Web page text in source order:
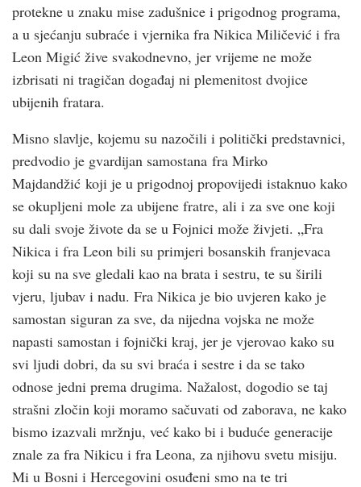
protekne u znaku mise zadušnice i prigodnog programa,
a u sjećanju subraće i vjernika fra Nikica Miličević i fra
Leon Migić žive svakodnevno, jer vrijeme ne može
izbrisati ni tragičan događaj ni plemenitost dvojice
ubijenih fratara.
Misno slavlje, kojemu su nazočili i politički predstavnici,
predvodio je gvardijan samostana fra Mirko
Majdandžić koji je u prigodnoj propovijedi istaknuo kako
se okupljeni mole za ubijene fratre, ali i za sve one koji
su dali svoje živote da se u Fojnici može živjeti. „Fra
Nikica i fra Leon bili su primjeri bosanskih franjevaca
koji su na sve gledali kao na brata i sestru, te su širili
vjeru, ljubav i nadu. Fra Nikica je bio uvjeren kako je
samostan siguran za sve, da nijedna vojska ne može
napasti samostan i fojnički kraj, jer je vjerovao kako su
svi ljudi dobri, da su svi braća i sestre i da se tako
odnose jedni prema drugima. Nažalost, dogodio se taj
strašni zločin koji moramo sačuvati od zaborava, ne kako
bismo izazvali mržnju, već kako bi i buduće generacije
znale za fra Nikicu i fra Leona, za njihovu svetu misiju.
Mi u Bosni i Hercegovini osuđeni smo na te tri